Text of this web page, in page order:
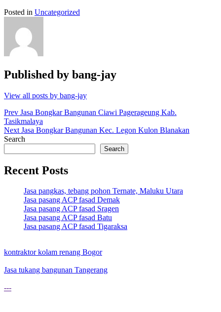
Posted in Uncategorized
Published by bang-jay
View all posts by bang-jay
Post
navigation
Prev Jasa Bongkar Bangunan Ciawi Pagerageung Kab.
Tasikmalaya
Next Jasa Bongkar Bangunan Kec. Legon Kulon Blanakan
Search
Search
Recent Posts
Jasa pangkas, tebang pohon Ternate, Maluku Utara
Jasa pasang ACP fasad Demak
Jasa pasang ACP fasad Sragen
Jasa pasang ACP fasad Batu
Jasa pasang ACP fasad Tigaraksa
kontraktor kolam renang Bogor
Jasa tukang bangunan Tangerang
---